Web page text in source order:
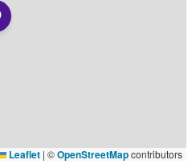
Leaflet | ©OpenStreetMapcontributors